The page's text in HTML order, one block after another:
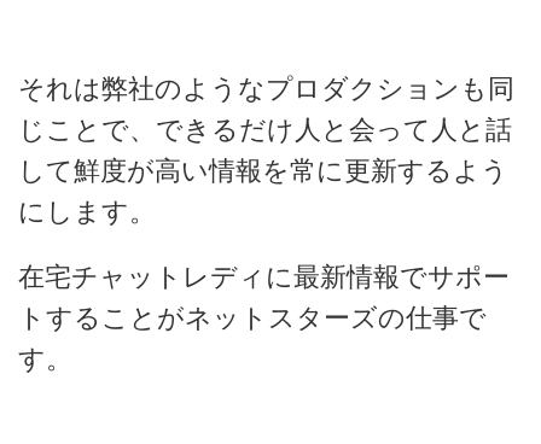
それは弊社のようなプロダクションも同
じことで、できるだけ人と会って人と話
して鮮度が高い情報を常に更新するよう
にします。
在宅チャットレディに最新情報でサポー
トすることがネットスターズの仕事で
す。